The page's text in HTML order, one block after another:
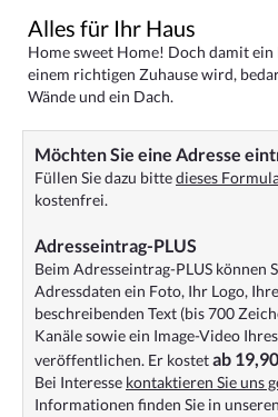
Alles für Ihr Haus
Home sweet Home! Doch damit
einem richtigen Zuhause wird,
Wände und ein Dach.
Möchten Sie eine Adresse
Füllen Sie dazu bittedieses
kostenfrei.
Adresseintrag-PLUS
Beim Adresseintrag-PLUS können
Adressdaten ein Foto, Ihr Logo,
beschreibenden Text (bis 700
Kanäle sowie ein Image-Video
veröffentlichen. Er kostetab
Bei Interesse kontaktieren Sie uns
Informationen finden Sie in unseren